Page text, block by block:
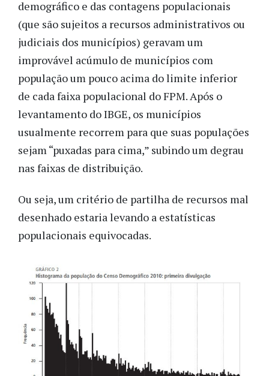
demográfico e das contagens populacionais
(que são sujeitos a recursos administrativos ou
judiciais dos municípios) geravam um
improvável acúmulo de municípios com
população um pouco acima do limite inferior
de cada faixa populacional do FPM. Após o
levantamento do IBGE, os municípios
usualmente recorrem para que suas populações
sejam “puxadas para cima,” subindo um degrau
nas faixas de distribuição.
Ou seja, um critério de partilha de recursos mal
desenhado estaria levando a estatísticas
populacionais equivocadas.